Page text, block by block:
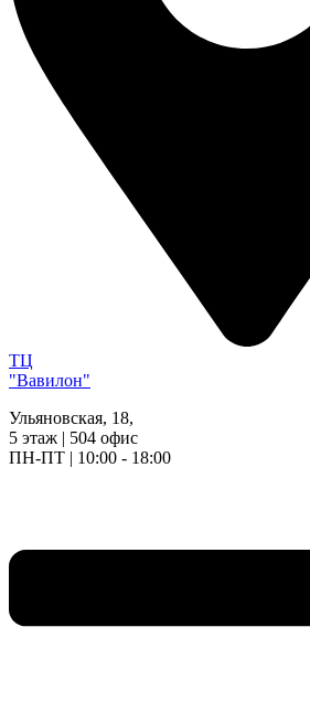
ТЦ
"Вавилон"
Ульяновская, 18,
5 этаж | 504 офис
ПН-ПТ | 10:00 - 18:00